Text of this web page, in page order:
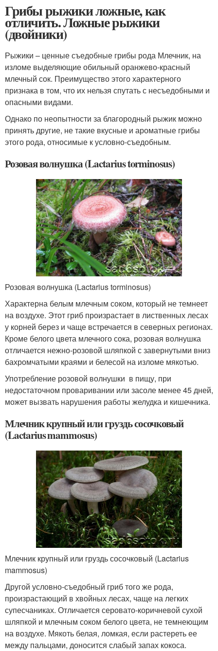
Грибы рыжики ложные, как
отличить. Ложные рыжики
(двойники)
Рыжики – ценные съедобные грибы рода Млечник, на
изломе выделяющие обильный оранжево-красный
млечный сок. Преимущество этого характерного
признака в том, что их нельзя спутать с несъедобными и
опасными видами.
Однако по неопытности за благородный рыжик можно
принять другие, не такие вкусные и ароматные грибы
этого рода, относимые к условно-съедобным.
Розовая волнушка (Lactarius torminosus)
Розовая волнушка (Lactarius torminosus)
Характерна белым млечным соком, который не темнеет
на воздухе. Этот гриб произрастает в лиственных лесах
у корней берез и чаще встречается в северных регионах.
Кроме белого цвета млечного сока, розовая волнушка
отличается нежно-розовой шляпкой с завернутыми вниз
бахромчатыми краями и белесой на изломе мякотью.
Употребление розовой волнушки в пищу, при
недостаточном проваривании или засоле менее 45 дней,
может вызвать нарушения работы желудка и кишечника.
Млечник крупный или груздь сосочковый
(Lactarius mammosus)
Млечник крупный или груздь сосочковый (Lactarius
mammosus)
Другой условно-съедобный гриб того же рода,
произрастающий в хвойных лесах, чаще на легких
супесчаниках. Отличается серовато-коричневой сухой
шляпкой и млечным соком белого цвета, не темнеющим
на воздухе. Мякоть белая, ломкая, если растереть ее
между пальцами, доносится слабый запах кокоса.